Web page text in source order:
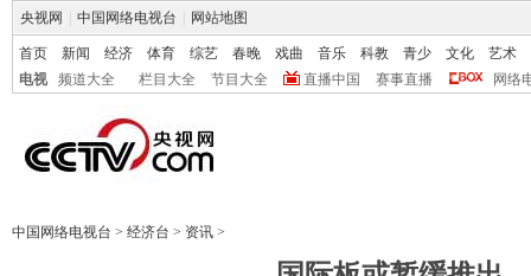
央视网 中国网络电视台 网站地图
首页 新闻 经济 体育 综艺 春晚 戏曲 音乐 科教 青少 文化
艺术
电视
频道大全 栏目大全 节目大全 直播中国 赛事直播 网络
中国网络电视台 > 经济台 > 资讯 >